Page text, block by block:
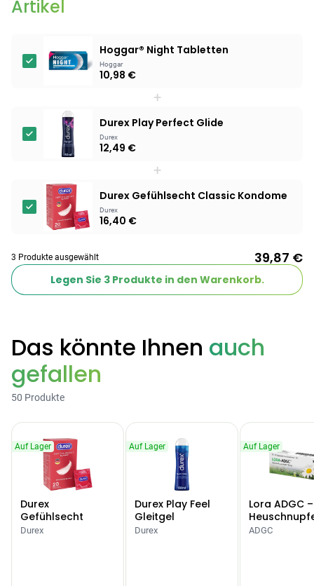
Arzneimittel
&
Gesundheit
Hygiene &
Haushalt
Baby &
Familie
BEAUTY & PFLEGE
Linola Forte
juckende, trockene
oder zu
Schuppenflechte
neigende Kopfhaut
12,28 €
ARZNEIMITTEL & GESUNDHEIT
Vagisan Milchsäure
– Zäpfchen zur
pH-Wert-
Stabilisierung
ARZNEIMITTEL & GESUNDHEIT
Hametum
Hämorrhoidensalbe:
Artikel
Hoggar® Night Tabletten
Hoggar
10,98 €
+
Durex Play Perfect Glide
Durex
12,49 €
+
Durex Gefühlsecht Classic Kondome
Durex
16,40 €
3 Produkte ausgewählt 39,87 €
Legen Sie 3Produkte in den Warenkorb.
Das könnte Ihnen auch
gefallen
50 Produkte
Auf Lager
Durex
Gefühlsecht
Classic Kondome
Durex
Auf Lager
Durex Play Feel
Gleitgel
Durex
Auf Lager
Lora ADGC
Allergien
ADGC